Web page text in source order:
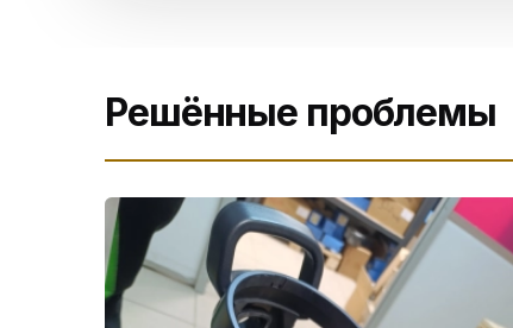
Решённые проблемы